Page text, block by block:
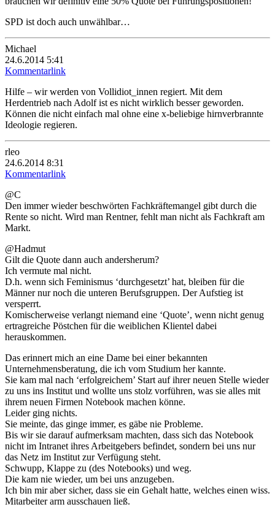
SPD ist doch auch unwählbar…
Michael
24.6.2014 5:41
Kommentarlink
Hilfe – wir werden von Vollidiot_innen regiert. Mit dem
Herdentrieb nach Adolf ist es nicht wirklich besser geworden.
Können die nicht einfach mal ohne eine x-beliebige hirnverbrannte
Ideologie regieren.
rleo
24.6.2014 8:31
Kommentarlink
@C
Den immer wieder beschwörten Fachkräftemangel gibt durch die
Rente so nicht. Wird man Rentner, fehlt man nicht als Fachkraft am
Markt.
@Hadmut
Gilt die Quote dann auch andersherum?
Ich vermute mal nicht.
D.h. wenn sich Feminismus ‘durchgesetzt’ hat, bleiben für die
Männer nur noch die unteren Berufsgruppen. Der Aufstieg ist
versperrt.
Komischerweise verlangt niemand eine ‘Quote’, wenn nicht genug
ertragreiche Pöstchen für die weiblichen Klientel dabei
herauskommen.
Das erinnert mich an eine Dame bei einer bekannten
Unternehmensberatung, die ich vom Studium her kannte.
Sie kam mal nach ‘erfolgreichem’ Start auf ihrer neuen Stelle wieder
zu uns ins Institut und wollte uns stolz vorführen, was sie alles mit
ihrem neuen Firmen Notebook machen könne.
Leider ging nichts.
Sie meinte, das ginge immer, es gäbe nie Probleme.
Bis wir sie darauf aufmerksam machten, dass sich das Notebook
nicht im Intranet ihres Arbeitgebers befindet, sondern bei uns nur
das Netz im Institut zur Verfügung steht.
Schwupp, Klappe zu (des Notebooks) und weg.
Die kam nie wieder, um bei uns anzugeben.
Ich bin mir aber sicher, dass sie ein Gehalt hatte, welches einen wiss.
Mitarbeiter arm ausschauen ließ.